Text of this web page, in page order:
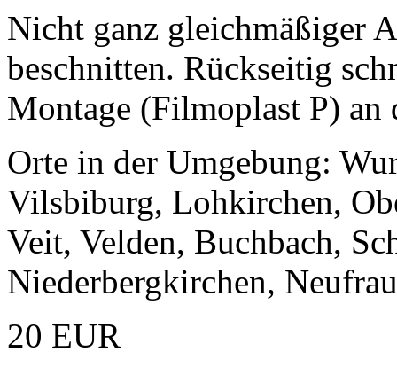
Nicht ganz gleichmäßiger
beschnitten. Rückseitig
Montage (Filmoplast P) an
Orte in der Umgebung:
Vilsbiburg, Lohkirchen,
Veit, Velden, Buchbach,
Niederbergkirchen,
20 EUR